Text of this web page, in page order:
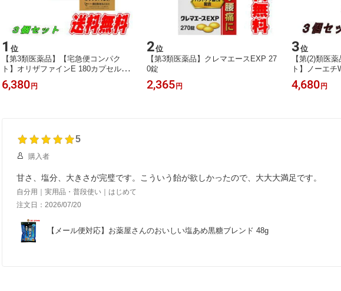
1 位
【第3類医薬品】【宅急便コンパク
ト】オリザファインE 180カプセル×3
個セット ／血行を促進する天然ビタ
ミンE
6,380 円
2位
【第3類医薬品】クレマエースEXP 27
0錠
2,365 円
3位
【第(2)類医
ト】ノーエ
＋試供品10
フメディケー
4,680 円
5
購入者
甘さ、塩分、大きさが完璧です。こういう飴が欲しかったので、大大大満足です。
自分用｜実用品・普段使い｜はじめて
注文日：2026/07/20
【メール便対応】お薬屋さんのおいしい塩あめ黒糖ブレンド 48g